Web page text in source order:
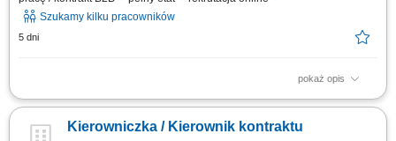
Szukamy kilku pracowników
5 dni
pokaż opis
Obowiązki: Koordynowanie całego procesu budowy od przygotowania po
negocjowanie umów i warunków współpracy. Kontrola dokumentacji
Kierowniczka / Kierownik kontraktu